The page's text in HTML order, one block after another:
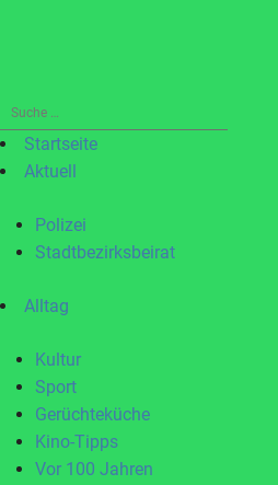
Suche
nach:Startseite
Aktuell
Polizei
Stadtbezirksbeirat
Alltag
Kultur
Sport
Gerüchteküche
Kino-Tipps
Vor 100 Jahren